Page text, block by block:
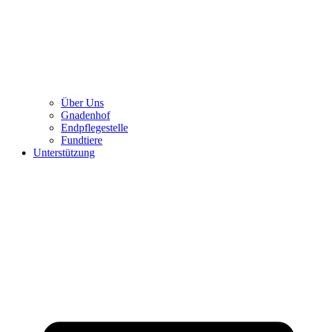
Über Uns
Gnadenhof
Endpflegestelle
Fundtiere
Unterstützung